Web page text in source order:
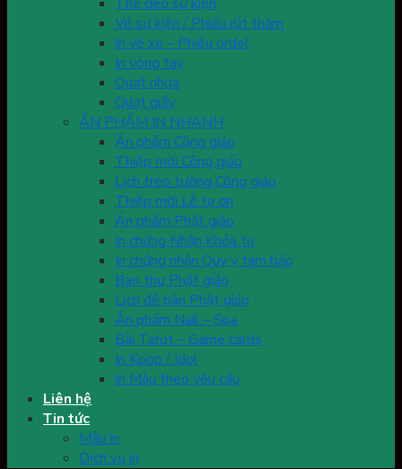
Vé sự kiện / Phiếu rút thăm
In vé xe – Phiếu ordel
In vòng tay
Quạt nhựa
Quạt giấy
ẤN PHẨM IN NHANH
Ấn phẩm Công giáo
Thiệp mời Công giáo
Lịch treo tường Công giáo
Thiệp mời Lễ tạ ơn
Ấn phẩm Phật giáo
In chứng Nhận Khóa tu
In chứng nhận Quy y tam bảo
Bao thư Phật giáo
Lịch để bàn Phật giáo
Ấn phẩm Nail – Spa
Bài Tarot – Game cards
In Kpop / Idol
In Màu theo yêu cầu
Liên hệ
Tin tức
Mẫu in
Dịch vụ in